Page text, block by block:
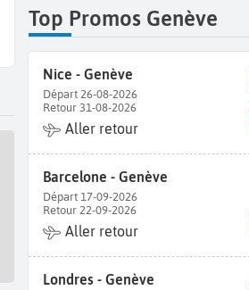
Top Promos Genève
Nice - Genève
Départ 26-08-2026
Retour 31-08-2026
Aller retour
Barcelone - Genève
Départ 17-09-2026
Retour 22-09-2026
Aller retour
Londres - Genève